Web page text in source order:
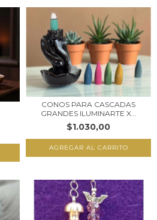
CONOS PARA CASCADAS
GRANDES ILUMINARTE X...
$1.030,00